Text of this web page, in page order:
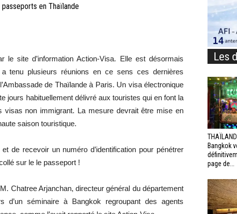
en Thaïlande
site d’information Action-Visa. Elle est désormais
tenu plusieurs réunions en ce sens ces dernières
de Thaïlande à Paris. Un visa électronique
jours habituellement délivré aux touristes qui en font la
non immigrant. La mesure devrait être mise en
saison touristique.
de recevoir un numéro d’identification pour pénétrer
sur le le passeport !
Chatree Arjanchan, directeur général du département
séminaire à Bangkok regroupant des agents
Les
Bangkok
page de...